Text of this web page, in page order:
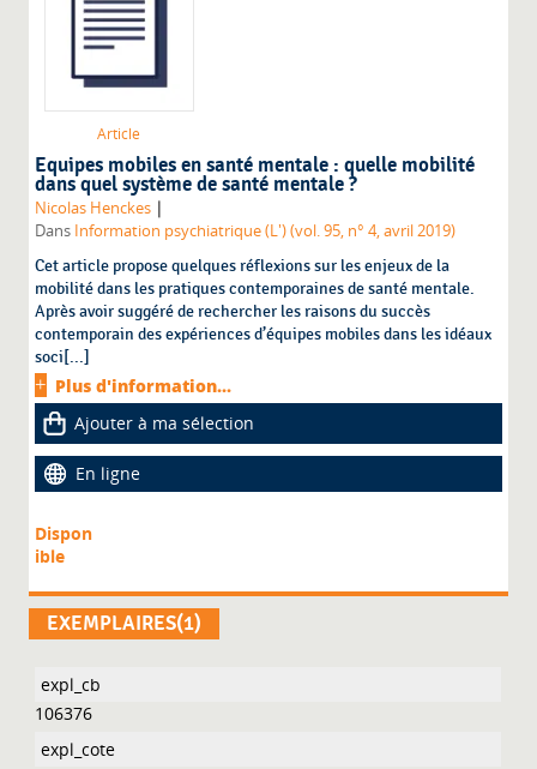
Article
Equipes mobiles en santé mentale : quelle mobilité
dans quel système de santé mentale ?
Nicolas Henckes |
Dans Information psychiatrique (L') (vol. 95, n° 4, avril 2019)
Cet article propose quelques réflexions sur les enjeux de la
mobilité dans les pratiques contemporaines de santé mentale.
Après avoir suggéré de rechercher les raisons du succès
contemporain des expériences d’équipes mobiles dans les idéaux
soci[...]
Plus d'information...
Ajouter à ma sélection
En ligne
Dispon
ible
EXEMPLAIRES(1)
106376